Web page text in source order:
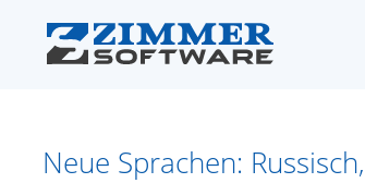
Neue Sprachen: